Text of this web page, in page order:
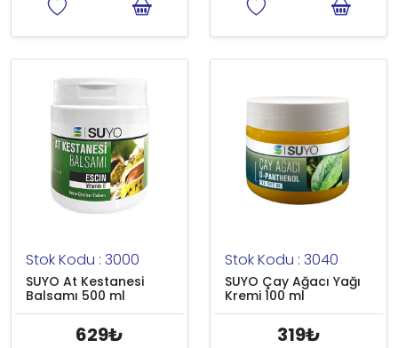
Stok Kodu : 3000
SUYO At Kestanesi
Balsamı 500 ml
629₺
Stok Kodu : 3040
SUYO Çay Ağacı Yağı
Kremi 100 ml
319₺